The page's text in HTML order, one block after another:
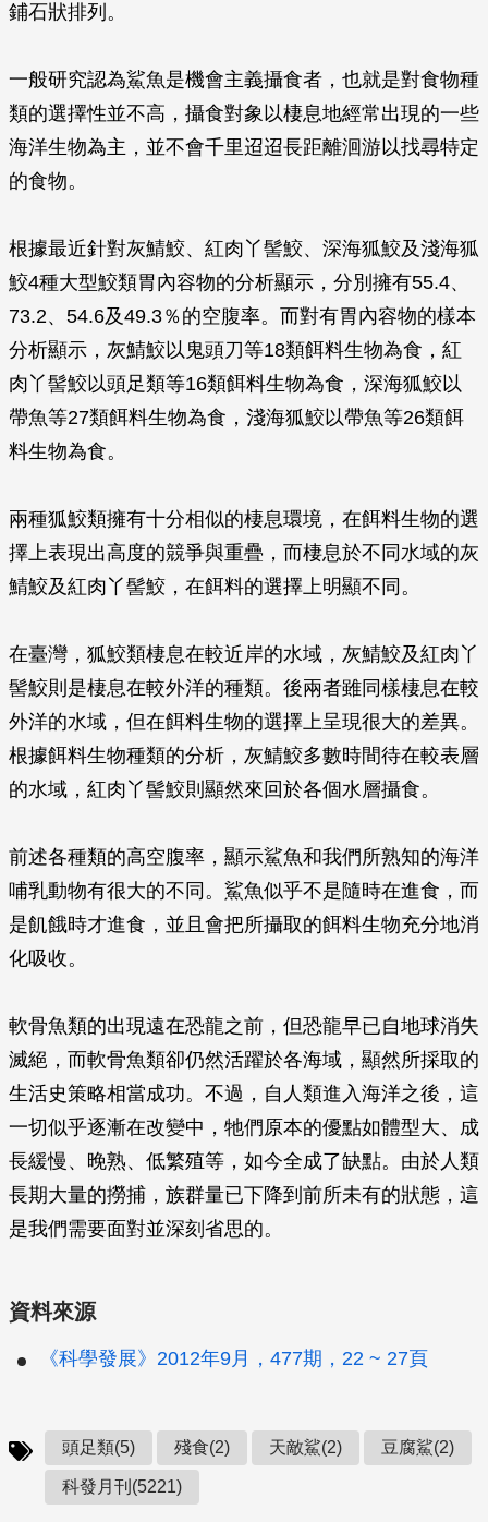
鋪石狀排列。
一般研究認為鯊魚是機會主義攝食者，也就是對食物種
類的選擇性並不高，攝食對象以棲息地經常出現的一些
海洋生物為主，並不會千里迢迢長距離洄游以找尋特定
的食物。
根據最近針對灰鯖鮫、紅肉丫髻鮫、深海狐鮫及淺海狐
鮫4種大型鮫類胃內容物的分析顯示，分別擁有55.4、
73.2、54.6及49.3％的空腹率。而對有胃內容物的樣本
分析顯示，灰鯖鮫以鬼頭刀等18類餌料生物為食，紅
肉丫髻鮫以頭足類等16類餌料生物為食，深海狐鮫以
帶魚等27類餌料生物為食，淺海狐鮫以帶魚等26類餌
料生物為食。
兩種狐鮫類擁有十分相似的棲息環境，在餌料生物的選
擇上表現出高度的競爭與重疊，而棲息於不同水域的灰
鯖鮫及紅肉丫髻鮫，在餌料的選擇上明顯不同。
在臺灣，狐鮫類棲息在較近岸的水域，灰鯖鮫及紅肉丫
髻鮫則是棲息在較外洋的種類。後兩者雖同樣棲息在較
外洋的水域，但在餌料生物的選擇上呈現很大的差異。
根據餌料生物種類的分析，灰鯖鮫多數時間待在較表層
的水域，紅肉丫髻鮫則顯然來回於各個水層攝食。
前述各種類的高空腹率，顯示鯊魚和我們所熟知的海洋
哺乳動物有很大的不同。鯊魚似乎不是隨時在進食，而
是飢餓時才進食，並且會把所攝取的餌料生物充分地消
化吸收。
軟骨魚類的出現遠在恐龍之前，但恐龍早已自地球消失
滅絕，而軟骨魚類卻仍然活躍於各海域，顯然所採取的
生活史策略相當成功。不過，自人類進入海洋之後，這
一切似乎逐漸在改變中，牠們原本的優點如體型大、成
長緩慢、晚熟、低繁殖等，如今全成了缺點。由於人類
長期大量的撈捕，族群量已下降到前所未有的狀態，這
是我們需要面對並深刻省思的。
資料來源
《科學發展》2012年9月，477期，22 ~ 27頁
頭足類(5) 殘食(2) 天敵鯊(2) 豆腐鯊(2)
科發月刊(5221)